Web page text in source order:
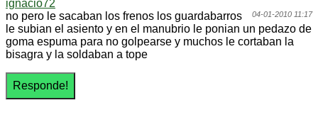
ignacio72
04-01-2010 11:17
no pero le sacaban los frenos los guardabarros
le subian el asiento y en el manubrio le ponian un pedazo de
goma espuma para no golpearse y muchos le cortaban la
bisagra y la soldaban a tope